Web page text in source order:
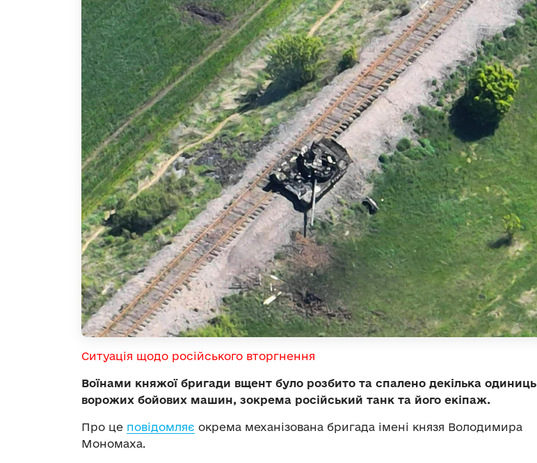
Ситуація щодо російського вторгнення
Воїнами княжої бригади вщент було розбито та спалено декілька одиниць
ворожих бойових машин, зокрема російський танк та його екіпаж.
Про це повідомляє окрема механізована бригада імені князя Володимира
Мономаха.